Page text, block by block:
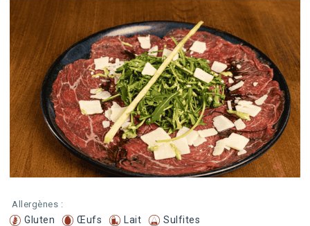
Allergènes :
Gluten Œufs Lait Sulfites